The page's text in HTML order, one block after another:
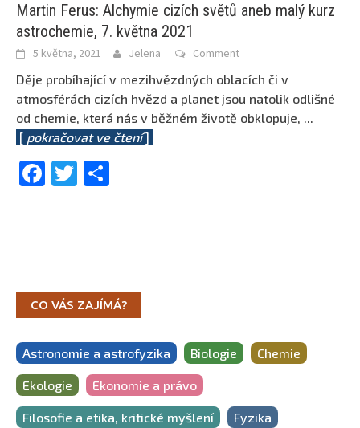
Martin Ferus: Alchymie cizích světů aneb malý kurz
astrochemie, 7. května 2021
5 května, 2021 Jelena Comment
Děje probíhající v mezihvězdných oblacích či v
atmosférách cizích hvězd a planet jsou natolik odlišné
od chemie, která nás v běžném životě obklopuje, ...
[ pokračovat ve čtení]
Facebook
Twitter
CO VÁS ZAJÍMÁ?
Astronomie a astrofyzika Biologie Chemie
Ekologie Ekonomie a právo
Filosofie a etika, kritické myšlení Fyzika